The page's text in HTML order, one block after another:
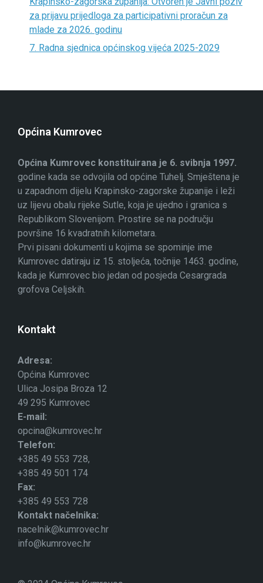
za prijavu prijedloga za participativni proračun za
mlade za 2026. godinu
7. Radna sjednica općinskog vijeća 2025-2029
Općina Kumrovec
Općina Kumrovec konstituirana je 6. svibnja 1997.
godine kada se odvojila od općine Tuhelj. Smještena je
u zapadnom dijelu Krapinsko-zagorske županije i leži
uz lijevu obalu rijeke Sutle, koja je ujedno i granica s
Republikom Slovenijom. Prostire se na području
površine 16 kvadratnih kilometara.
Prvi pisani dokumenti u kojima se spominje ime
Kumrovec datiraju iz 15. stoljeća, točnije 1463. godine,
kada je Kumrovec bio jedan od posjeda Cesargrada
grofova Celjskih.
Kontakt
Adresa:
Općina Kumrovec
Ulica Josipa Broza 12
49 295 Kumrovec
E-mail:
opcina@kumrovec.hr
Telefon:
+385 49 553 728,
+385 49 501 174
Fax:
+385 49 553 728
Kontakt načelnika:
nacelnik@kumrovec.hr
info@kumrovec.hr